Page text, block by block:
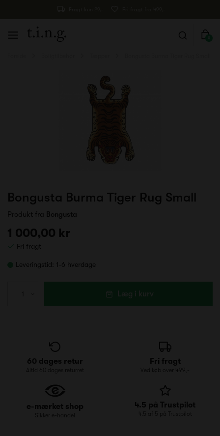
0
Bongusta Burma Tiger Rug Small
Produkt fra Bongusta
1 000,00 kr
Fri fragt
Leveringstid: 1-6 hverdage
Læg i kurv
60 dages retur
Altid 60 dages returret
Fri fragt
Ved køb over 499,-
e-mærket shop
Sikker e-handel
4.5 på Trustpilot
4.5 af 5 på Trustpilot